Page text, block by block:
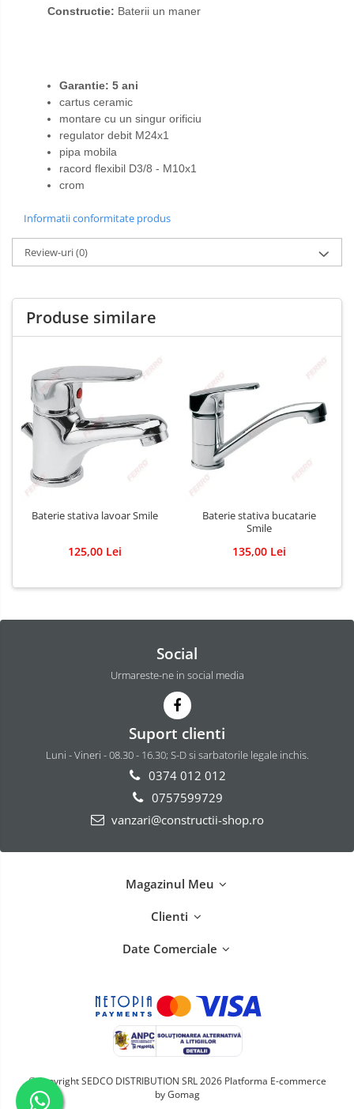
Constructie: Baterii un maner
Garantie: 5 ani
cartus ceramic
montare cu un singur orificiu
regulator debit M24x1
pipa mobila
racord flexibil D3/8 - M10x1
crom
Informatii conformitate produs
Review-uri(0)
Produse similare
Baterie stativa lavoar Smile
125,00 Lei
Baterie stativa bucatarie
Smile
135,00 Lei
Social
Urmareste-ne in social media
Suport clienti
Luni - Vineri - 08.30 - 16.30; S-D si sarbatorile legale inchis.
0374 012 012
0757599729
vanzari@constructii-shop.ro
Magazinul Meu
Clienti
Date Comerciale
©Copyright SEDCO DISTRIBUTION SRL 2026 Platforma E-commerce
by Gomag